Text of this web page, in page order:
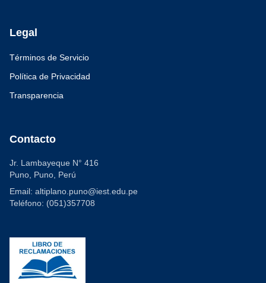
Legal
Términos de Servicio
Política de Privacidad
Transparencia
Contacto
Jr. Lambayeque N° 416
Puno, Puno, Perú
Email: altiplano.puno@iest.edu.pe
Teléfono: (051)357708